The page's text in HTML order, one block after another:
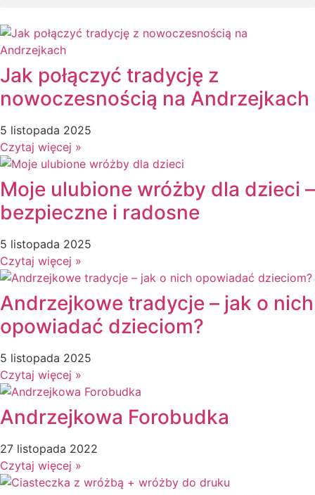
Jak połączyć tradycję z
nowoczesnością na Andrzejkach
5 listopada 2025
Czytaj więcej »
Moje ulubione wróżby dla dzieci –
bezpieczne i radosne
5 listopada 2025
Czytaj więcej »
Andrzejkowe tradycje – jak o nich
opowiadać dzieciom?
5 listopada 2025
Czytaj więcej »
Andrzejkowa Forobudka
27 listopada 2022
Czytaj więcej »